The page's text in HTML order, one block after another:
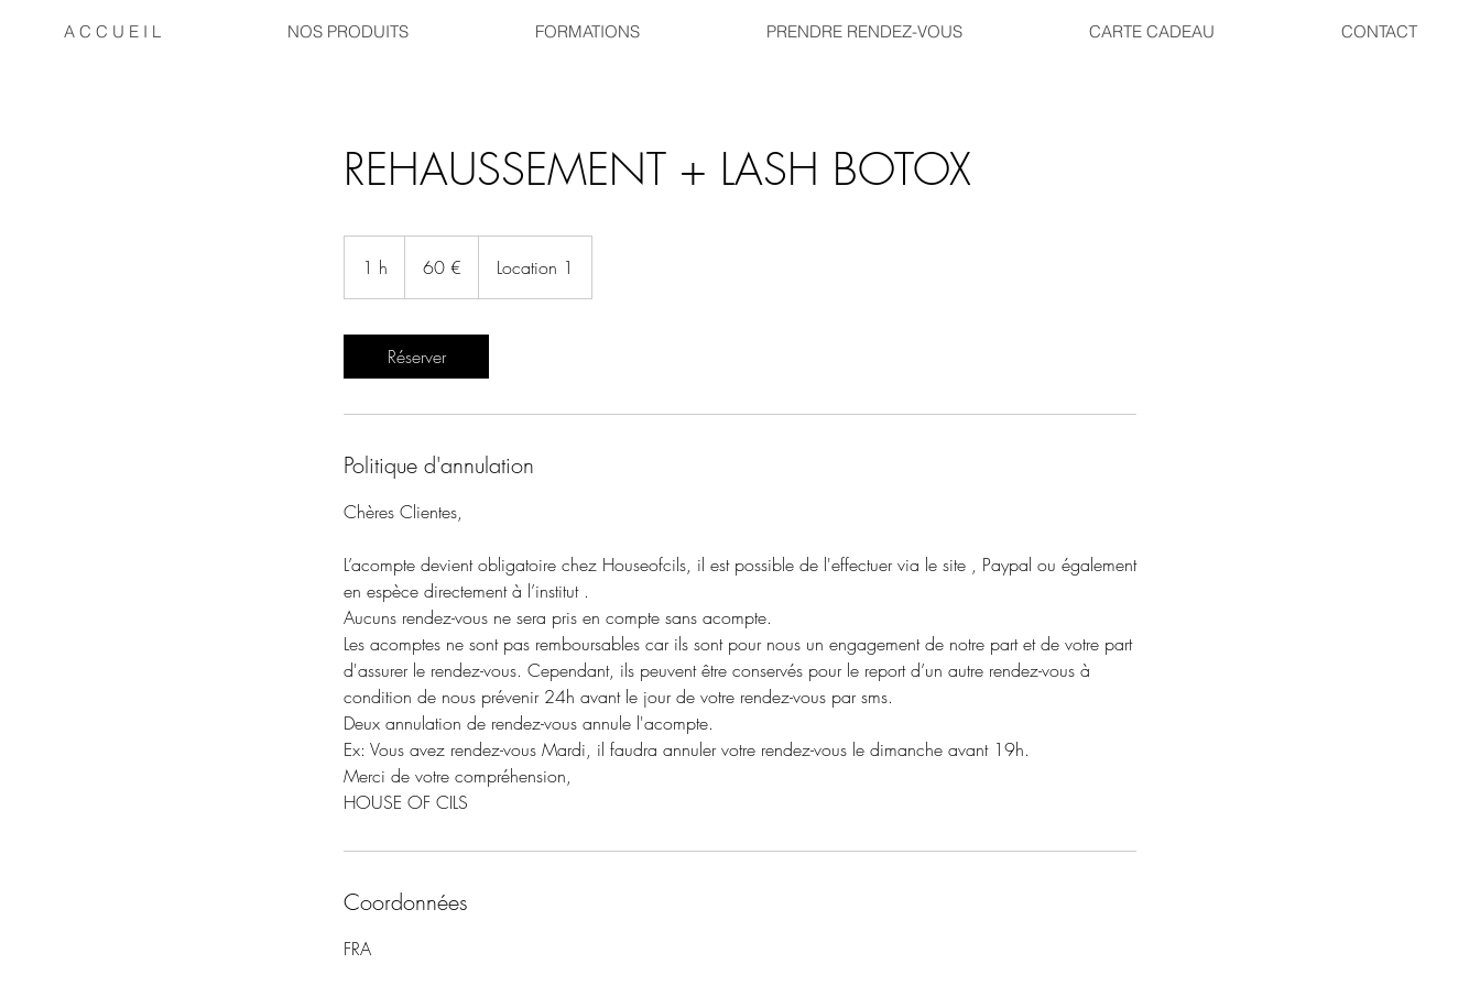
A C C U E I L NOS PRODUITS FORMATIONS PRENDRE RENDEZ-VOUS CARTE CADEAU CONTACT
REHAUSSEMENT + LASH BOTOX
1 h 60 € Location 1
Réserver
Politique d'annulation
Chères Clientes,
L’acompte devient obligatoire chez Houseofcils, il est possible de l'effectuer via le site , Paypal ou également
en espèce directement à l’institut .
Aucuns rendez-vous ne sera pris en compte sans acompte.
Les acomptes ne sont pas remboursables car ils sont pour nous un engagement de notre part et de votre part
d'assurer le rendez-vous. Cependant, ils peuvent être conservés pour le report d’un autre rendez-vous à
condition de nous prévenir 24h avant le jour de votre rendez-vous par sms.
Deux annulation de rendez-vous annule l'acompte.
Ex: Vous avez rendez-vous Mardi, il faudra annuler votre rendez-vous le dimanche avant 19h.
Merci de votre compréhension,
HOUSE OF CILS
Coordonnées
FRA